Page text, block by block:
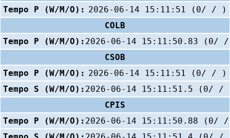
Tempo P (W/M/O): 2026-06-14 15:11:51 (0/ / )
COLB
Tempo P (W/M/O): 2026-06-14 15:11:50.83 (0/
CSOB
Tempo P (W/M/O): 2026-06-14 15:11:51 (0/ / )
Tempo S (W/M/O): 2026-06-14 15:11:51.5 (0/ /
CPIS
Tempo P (W/M/O): 2026-06-14 15:11:50.88 (0/